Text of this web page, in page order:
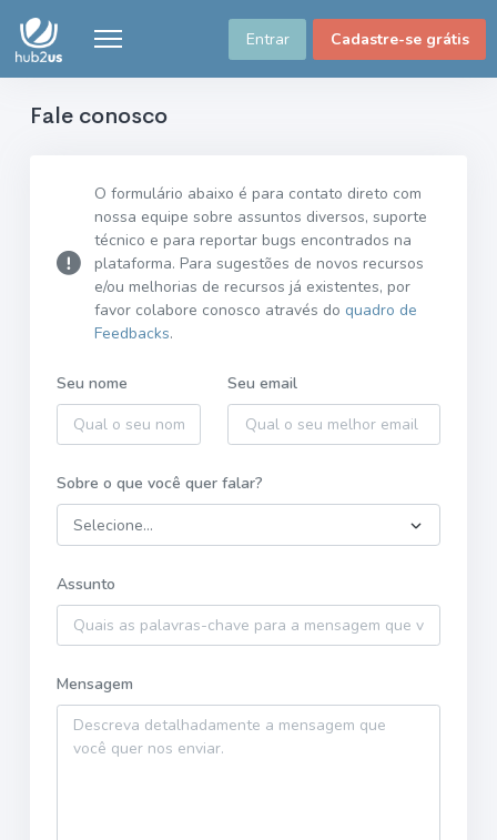
Entrar Cadastre-se grátis
Fale conosco
O formulário abaixo é para contato direto com
nossa equipe sobre assuntos diversos, suporte
técnico e para reportar bugs encontrados na
plataforma. Para sugestões de novos recursos
e/ou melhorias de recursos já existentes, por
favor colabore conosco através do quadro de
Feedbacks.
Seu nome Seu email
Sobre o que você quer falar?
Assunto
Mensagem